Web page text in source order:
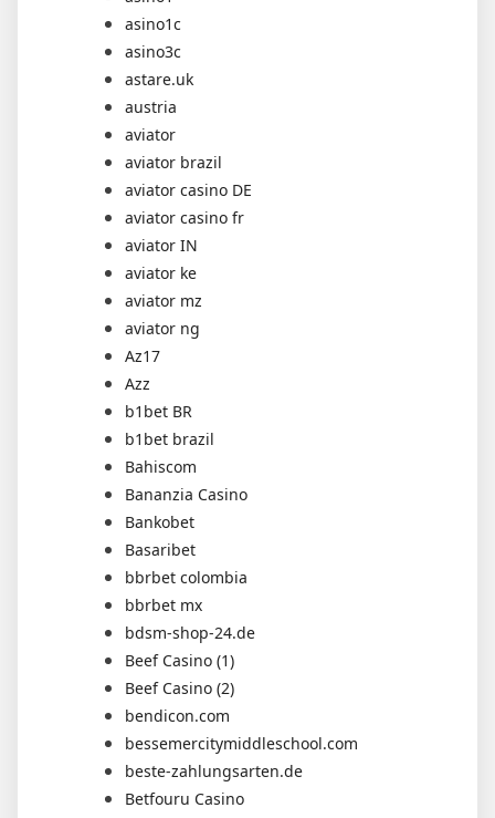
asino1c
asino3c
astare.uk
austria
aviator
aviator brazil
aviator casino DE
aviator casino fr
aviator IN
aviator ke
aviator mz
aviator ng
Az17
Azz
b1bet BR
b1bet brazil
Bahiscom
Bananzia Casino
Bankobet
Basaribet
bbrbet colombia
bbrbet mx
bdsm-shop-24.de
Beef Casino (1)
Beef Casino (2)
bendicon.com
bessemercitymiddleschool.com
beste-zahlungsarten.de
Betfouru Casino